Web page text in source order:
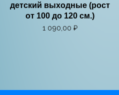
детский выходные (рост
от 100 до 120 см.)
1 090,00 ₽